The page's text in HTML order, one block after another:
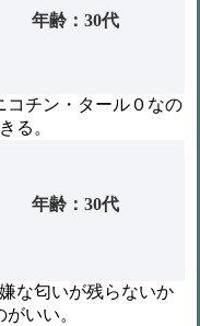
年齢：30代
コチン・タール０なの
る。
年齢：30代
な匂いが残らないか
いい。